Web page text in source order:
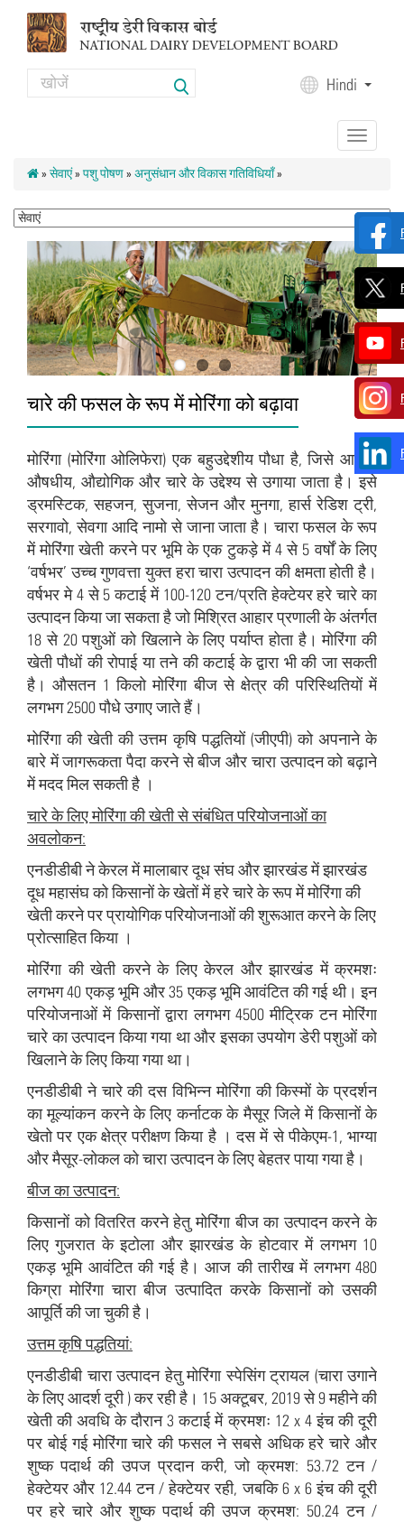
Search Hindi
Toggle
navigation
» सेवाएं» पशु पोषण» अनुसंधान और विकास गतिविधियाँ»
चारे की फसल के रूप में मोरिंगा को बढ़ावा
मोरिंगा (मोरिंगा ओलिफेरा) एक बहुउद्देशीय पौधा है, जिसे आहार,
औषधीय, औद्योगिक और चारे के उद्देश्य से उगाया जाता है। इसे
ड्रमस्टिक, सहजन, सुजना, सेजन और मुनगा, हार्स रेडिश ट्री,
सरगावो, सेवगा आदि नामो से जाना जाता है। चारा फसल के रूप
में मोरिंगा खेती करने पर भूमि के एक टुकड़े में 4 से 5 वर्षों के लिए
‘वर्षभर’ उच्च गुणवत्ता युक्त हरा चारा उत्पादन की क्षमता होती है।
वर्षभर मे 4 से 5 कटाई में 100-120 टन/प्रति हेक्टेयर हरे चारे का
उत्पादन किया जा सकता है जो मिश्रित आहार प्रणाली के अंतर्गत
18 से 20 पशुओं को खिलाने के लिए पर्याप्त होता है। मोरिंगा की
खेती पौधों की रोपाई या तने की कटाई के द्वारा भी की जा सकती
है। औसतन 1 किलो मोरिंगा बीज से क्षेत्र की परिस्थितियों में
लगभग 2500 पौधे उगाए जाते हैं।
मोरिंगा की खेती की उत्तम कृषि पद्धतियों (जीएपी) को अपनाने के
बारे में जागरूकता पैदा करने से बीज और चारा उत्पादन को बढ़ाने
में मदद मिल सकती है ।
चारे के लिए मोरिंगा की खेती से संबंधित परियोजनाओं का
अवलोकन:
एनडीडीबी ने केरल में मालाबार दूध संघ और झारखंड में झारखंड
दूध महासंघ को किसानों के खेतों में हरे चारे के रूप में मोरिंगा की
खेती करने पर प्रायोगिक परियोजनाओं की शुरूआत करने के लिए
प्रोत्साहित किया ।
मोरिंगा की खेती करने के लिए केरल और झारखंड में क्रमशः
लगभग 40 एकड़ भूमि और 35 एकड़ भूमि आवंटित की गई थी। इन
परियोजनाओं में किसानों द्वारा लगभग 4500 मीट्रिक टन मोरिंगा
चारे का उत्पादन किया गया था और इसका उपयोग डेरी पशुओं को
खिलाने के लिए किया गया था।
एनडीडीबी ने चारे की दस विभिन्न मोरिंगा की किस्मों के प्रदर्शन
का मूल्यांकन करने के लिए कर्नाटक के मैसूर जिले में किसानों के
खेतो पर एक क्षेत्र परीक्षण किया है । दस में से पीकेएम-1, भाग्या
और मैसूर-लोकल को चारा उत्पादन के लिए बेहतर पाया गया है।
बीज का उत्पादन:
किसानों को वितरित करने हेतु मोरिंगा बीज का उत्पादन करने के
लिए गुजरात के इटोला और झारखंड के होटवार में लगभग 10
एकड़ भूमि आवंटित की गई है। आज की तारीख में लगभग 480
किग्रा मोरिंगा चारा बीज उत्पादित करके किसानों को उसकी
आपूर्ति की जा चुकी है।
उत्तम कृषि पद्धतियां:
एनडीडीबी चारा उत्पादन हेतु मोरिंगा स्पेसिंग ट्रायल (चारा उगाने
के लिए आदर्श दूरी ) कर रही है। 15 अक्टूबर, 2019 से 9 महीने की
खेती की अवधि के दौरान 3 कटाई में क्रमशः 12 x 4 इंच की दूरी
पर बोई गई मोरिंगा चारे की फसल ने सबसे अधिक हरे चारे और
शुष्क पदार्थ की उपज प्रदान करी, जो क्रमश: 53.72 टन /
हेक्टेयर और 12.44 टन / हेक्टेयर रही, जबकि 6 x 6 इंच की दूरी
पर हरे चारे और शुष्क पदार्थ की उपज क्रमश: 50.24 टन /